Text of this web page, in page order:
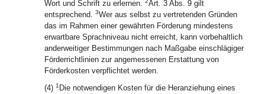
Wort und Schrift zu erlernen.
Art. 3 Abs. 9 gilt
entsprechend. 3Wer aus selbst zu vertretenden Gründen
das im Rahmen einer gewährten Förderung mindestens
erwartbare Sprachniveau nicht erreicht, kann vorbehaltlich
anderweitiger Bestimmungen nach Maßgabe einschlägiger
Förderrichtlinien zur angemessenen Erstattung von
Förderkosten verpflichtet werden.
(4) 1 Die notwendigen Kosten für die Heranziehung eines